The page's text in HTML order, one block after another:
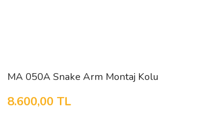
MA 050A Snake Arm Montaj Kolu
8.600,00 TL